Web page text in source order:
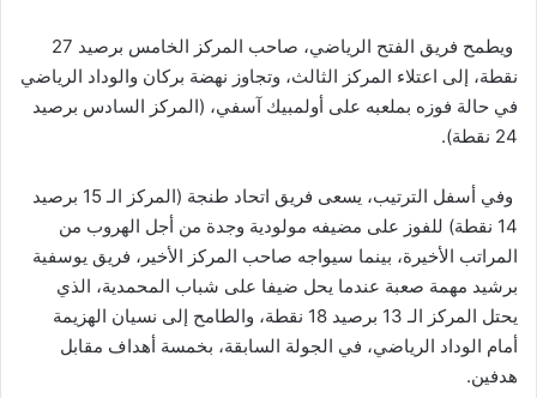
ويطمح فريق الفتح الرياضي، صاحب المركز الخامس برصيد 27
نقطة، إلى اعتلاء المركز الثالث، وتجاوز نهضة بركان والوداد الرياضي
في حالة فوزه بملعبه على أولمبيك آسفي، (المركز السادس برصيد
24 نقطة).
وفي أسفل الترتيب، يسعى فريق اتحاد طنجة (المركز الـ 15 برصيد
14 نقطة) للفوز على مضيفه مولودية وجدة من أجل الهروب من
المراتب الأخيرة، بينما سيواجه صاحب المركز الأخير، فريق يوسفية
برشيد مهمة صعبة عندما يحل ضيفا على شباب المحمدية، الذي
يحتل المركز الـ 13 برصيد 18 نقطة، والطامح إلى نسيان الهزيمة
أمام الوداد الرياضي، في الجولة السابقة، بخمسة أهداف مقابل
هدفين.